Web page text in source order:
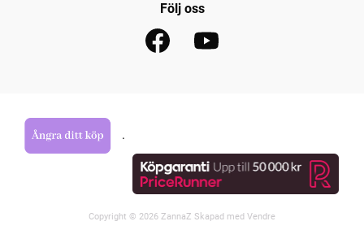
Följ oss
.
Copyright © 2026 ZannaZ Skapad med Vendre